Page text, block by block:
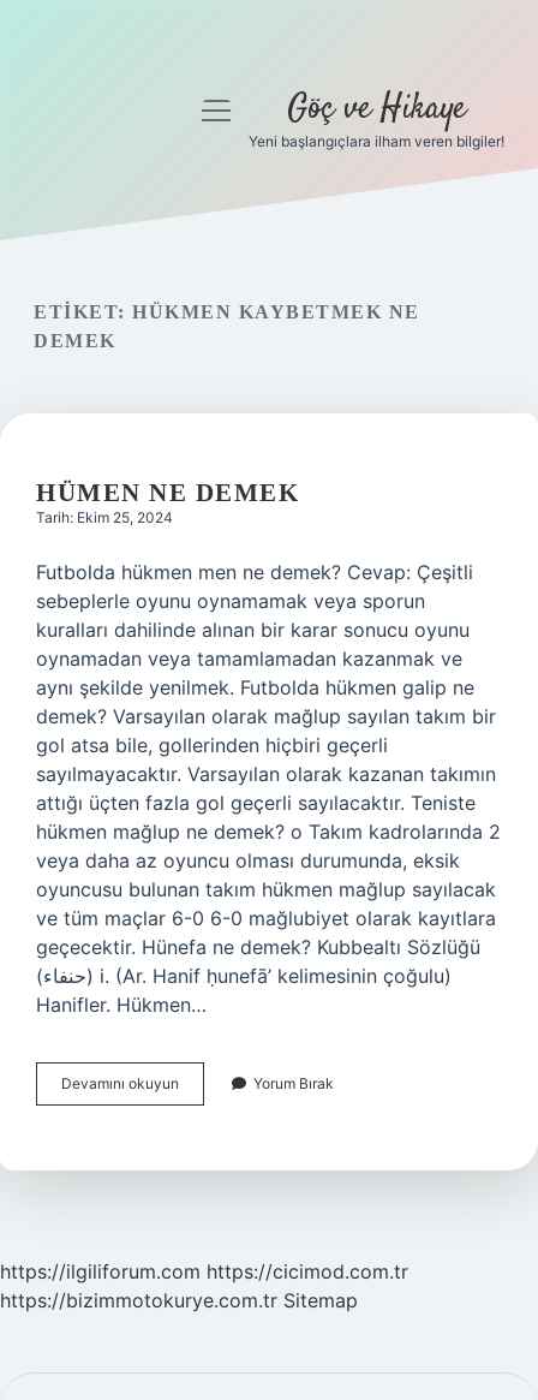
Gizlilik Politikası
Hakkımızda
menüyü
Göç ve Hikaye
Yeni başlangıçlara ilham veren bilgiler!
ETIKET: HÜKMEN KAYBETMEK NE
DEMEK
HÜMEN NE DEMEK
Tarih: Ekim 25, 2024
Futbolda hükmen men ne demek? Cevap: Çeşitli
sebeplerle oyunu oynamamak veya sporun
kuralları dahilinde alınan bir karar sonucu oyunu
oynamadan veya tamamlamadan kazanmak ve
aynı şekilde yenilmek. Futbolda hükmen galip ne
demek? Varsayılan olarak mağlup sayılan takım bir
gol atsa bile, gollerinden hiçbiri geçerli
sayılmayacaktır. Varsayılan olarak kazanan takımın
attığı üçten fazla gol geçerli sayılacaktır. Teniste
hükmen mağlup ne demek? o Takım kadrolarında 2
veya daha az oyuncu olması durumunda, eksik
oyuncusu bulunan takım hükmen mağlup sayılacak
ve tüm maçlar 6-0 6-0 mağlubiyet olarak kayıtlara
geçecektir. Hünefa ne demek? Kubbealtı Sözlüğü
(ﺣﻨﻔﺎﺀ) i. (Ar. Hanif ḥunefā’ kelimesinin çoğulu)
Hanifler. Hükmen…
Devamını okuyun
Ne
Yorum Bırak
https://ilgiliforum.com https://cicimod.com.tr
https://bizimmotokurye.com.tr Sitemap